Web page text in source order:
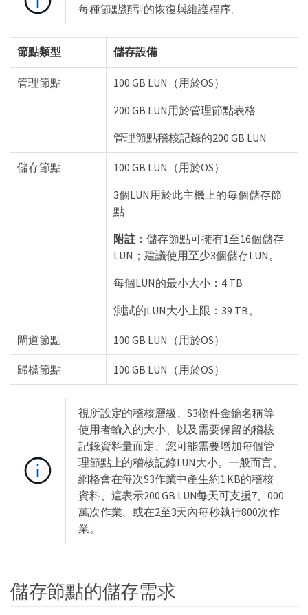
每種節點類型的恢復與維護程序。
節點類型 儲存設備
管理節點
100 GB LUN（用於OS）
200 GB LUN用於管理節點表格
管理節點稽核記錄的200 GB LUN
儲存節點
100 GB LUN（用於OS）
3個LUN用於此主機上的每個儲存節
點
附註：儲存節點可擁有1至16個儲存
LUN；建議使用至少3個儲存LUN。
每個LUN的最小大小：4 TB
測試的LUN大小上限：39 TB。
閘道節點 100 GB LUN（用於OS）
歸檔節點 100 GB LUN（用於OS）
視所設定的稽核層級、S3物件金鑰名稱等
使用者輸入的大小、以及需要保留的稽核
記錄資料量而定、您可能需要增加每個管
理節點上的稽核記錄LUN大小。一般而言、
網格會在每次S3作業中產生約1 KB的稽核
資料、這表示200 GB LUN每天可支援7、000
萬次作業、或在2至3天內每秒執行800次作
業。
儲存節點的儲存需求